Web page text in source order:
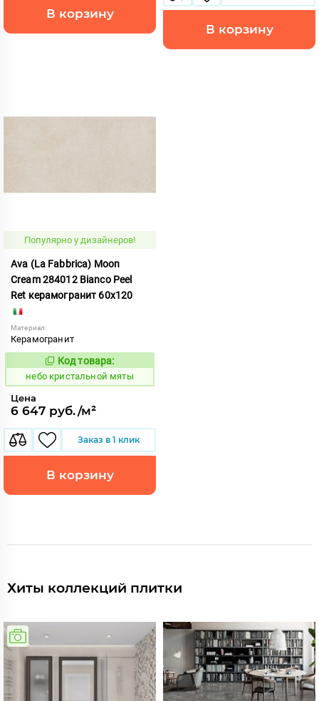
В корзину
В корзину
Популярно у дизайнеров!
Ava (La Fabbrica) Moon
Cream 284012 Bianco Peel
Ret керамогранит 60x120
Материал:
Керамогранит
1123806
Код товара:
небо кристальной мяты
Цена
6 647 руб./м²
Заказ в 1 клик
В корзину
Хиты коллекций плитки